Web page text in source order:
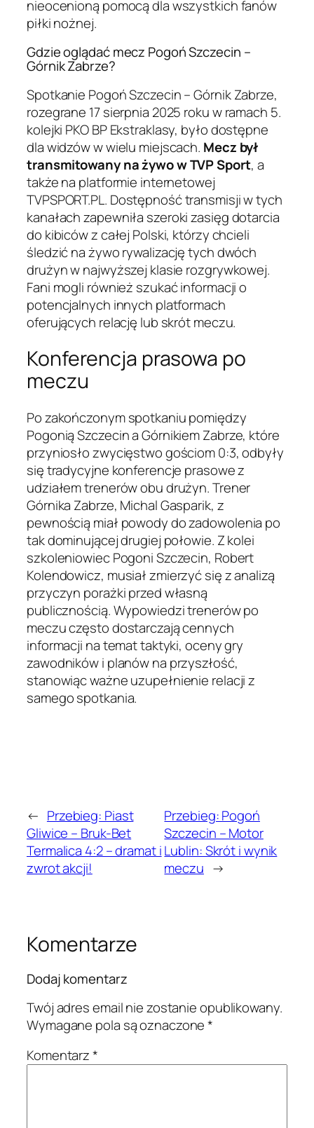
nieocenioną pomocą dla wszystkich fanów
piłki nożnej.
Gdzie oglądać mecz Pogoń Szczecin –
Górnik Zabrze?
Spotkanie Pogoń Szczecin – Górnik Zabrze,
rozegrane 17 sierpnia 2025 roku w ramach 5.
kolejki PKO BP Ekstraklasy, było dostępne
dla widzów w wielu miejscach. Mecz był
transmitowany na żywo w TVP Sport, a
także na platformie internetowej
TVPSPORT.PL. Dostępność transmisji w tych
kanałach zapewniła szeroki zasięg dotarcia
do kibiców z całej Polski, którzy chcieli
śledzić na żywo rywalizację tych dwóch
drużyn w najwyższej klasie rozgrywkowej.
Fani mogli również szukać informacji o
potencjalnych innych platformach
oferujących relację lub skrót meczu.
Konferencja prasowa po
meczu
Po zakończonym spotkaniu pomiędzy
Pogonią Szczecin a Górnikiem Zabrze, które
przyniosło zwycięstwo gościom 0:3, odbyły
się tradycyjne konferencje prasowe z
udziałem trenerów obu drużyn. Trener
Górnika Zabrze, Michal Gasparik, z
pewnością miał powody do zadowolenia po
tak dominującej drugiej połowie. Z kolei
szkoleniowiec Pogoni Szczecin, Robert
Kolendowicz, musiał zmierzyć się z analizą
przyczyn porażki przed własną
publicznością. Wypowiedzi trenerów po
meczu często dostarczają cennych
informacji na temat taktyki, oceny gry
zawodników i planów na przyszłość,
stanowiąc ważne uzupełnienie relacji z
samego spotkania.
← Przebieg: Piast
Gliwice – Bruk-Bet
Termalica 4:2 – dramat i
zwrot akcji!
Przebieg: Pogoń
Szczecin – Motor
Lublin: Skrót i wynik
meczu →
Komentarze
Dodaj komentarz
Twój adres email nie zostanie opublikowany.
Wymagane pola są oznaczone*
Komentarz*